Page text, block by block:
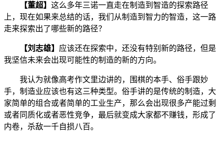
【董超】 这么多年三诺一直走在制造到智造的探索路径
上，现在如果来总结的话，我们从制造到智力的智造，这一路
走来探索出了哪些新的路径？
【刘志雄】 应该还在探索中，还没有特别新的路径，但是
我坚信未来会出现可能性的制造的新的方向。
我认为就像高考作文里边讲的，围棋的本手、俗手跟妙
手，制造业应该也有这三种类型。俗手讲的是传统的制造，大
家简单的组合或者简单的工业生产，那么会出现很多产能过剩
或者同质化或者恶性竞争，最后就变成大家都不赚钱，形成了
内卷，杀敌一千自损八百。